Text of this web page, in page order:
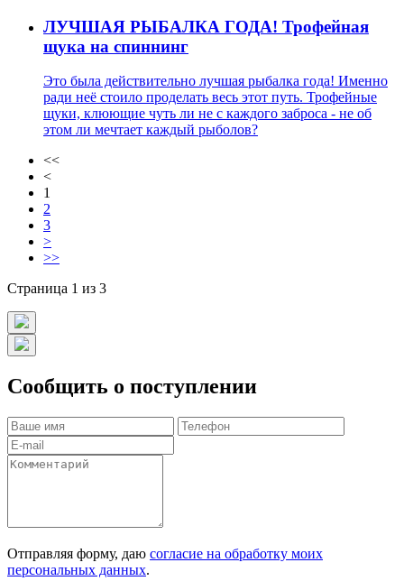
ЛУЧШАЯ РЫБАЛКА ГОДА! Трофейная
щука на спиннинг
Это была действительно лучшая рыбалка года! Именно
ради неё стоило проделать весь этот путь. Трофейные
щуки, клюющие чуть ли не с каждого заброса - не об
этом ли мечтает каждый рыболов?
<<
<
1
2
3
>
>>
Страница 1 из 3
Сообщить о поступлении
Отправляя форму, даю согласие на обработку моих
персональных данных.